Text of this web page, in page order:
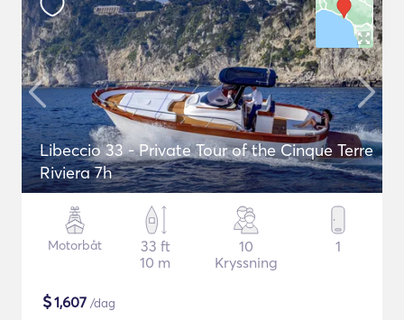
Libeccio 33 - Private Tour of the Cinque Terre
Riviera 7h
Motorbåt
33 ft
10 m
10
Kryssning
1
$1,607 /dag